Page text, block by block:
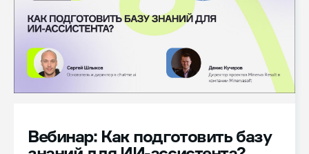
Вебинар: Как подготовить базу